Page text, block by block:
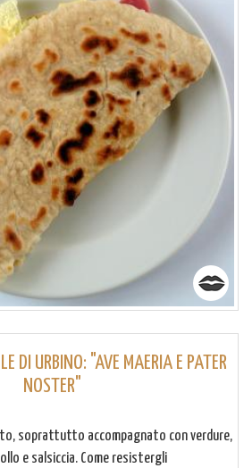
DI URBINO: "AVE MAERIA E PATER
NOSTER"
soprattutto accompagnato con verdure,
e salsiccia. Come resistergli